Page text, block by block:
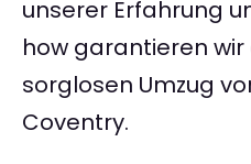
unserer Erfahrung
how garantieren wir
sorglosen Umzug
Coventry.